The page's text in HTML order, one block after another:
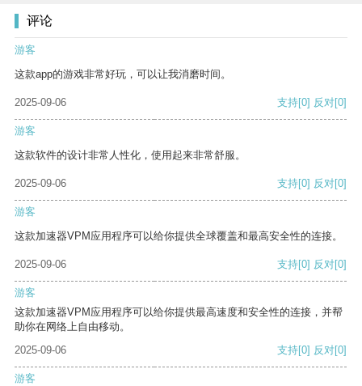
评论
游客
这款app的游戏非常好玩，可以让我消磨时间。
2025-09-06 支持[0] 反对[0]
游客
这款软件的设计非常人性化，使用起来非常舒服。
2025-09-06 支持[0] 反对[0]
游客
这款加速器VPM应用程序可以给你提供全球覆盖和最高安全性的连接。
2025-09-06 支持[0] 反对[0]
游客
这款加速器VPM应用程序可以给你提供最高速度和安全性的连接，并帮
助你在网络上自由移动。
2025-09-06
支持[0] 反对[0]
游客